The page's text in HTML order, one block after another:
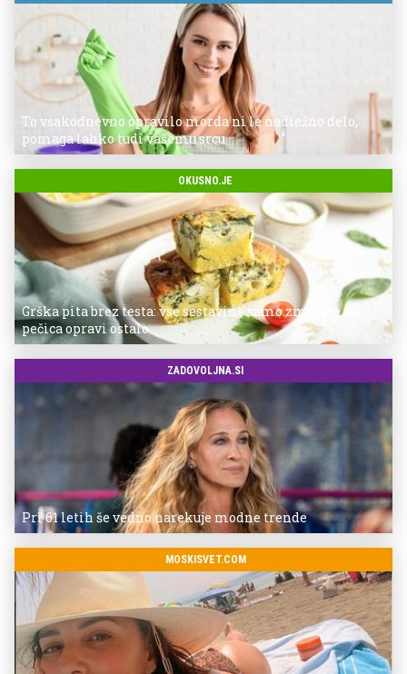
To vsakodnevno opravilo morda ni le nadležno delo,
pomaga lahko tudi vašemu srcu
OKUSNO.JE
Grška pita brez testa: vse sestavine samo zmešate in
pečica opravi ostalo
ZADOVOLJNA.SI
Pri 61 letih še vedno narekuje modne trende
MOSKISVET.COM